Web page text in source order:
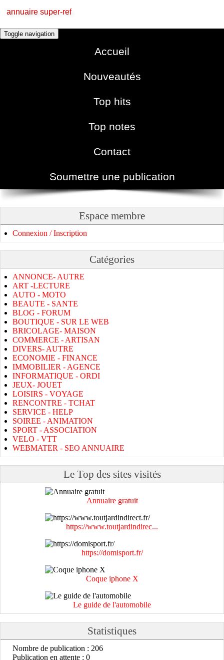
annuaire super-ref
Toggle navigation
Accueil
Nouveautés
Top hits
Top notes
Contact
Soumettre une publication
Espace membre
Connexion / Inscription
Catégories
ANNONCE- AUTRE
ART -LECTURE
AUTO - MOTO
BEAUTE - SANTE
BLOG - FORUM
BOUTIQUE - SUR LE WEB
BRICOLAGE- MAISON
COMMERCE - ARTISAN
DIVERS- AUTRE
ECONOMIE - FINANCE
IMMOBILIER - AGENCE
INFORMATIQUE - ORDI
JEUX- JOUET
LOISIRS - VOYAGE
RENCONTRE - TCHAT
SERVICE - HELP
SOIREE - ANIMATION
SPORT - ASSOCIATION
VELO - VTT
WEBMATER - SEO ANNUAIRE
Le Top des sites visités
Annuaire gratuit
https://www.toutjardindirec...
https://domisport.fr/
Coque iphone X
Le guide de l'automobile
Statistiques
Nombre de publication : 206
Publication en attente : 0